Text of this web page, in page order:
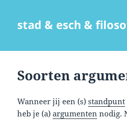
stad & esch &
Soorten
Wanneer jij een (s)standpunt
heb je (a)argumenten nodig.